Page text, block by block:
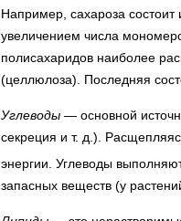
Например, сахароза
увеличением числа
полисахаридов наиболее
(целлюлоза). Последняя
Углеводы — основной
секреция и т. д.).
энергии. Углеводы
запасных веществ (у